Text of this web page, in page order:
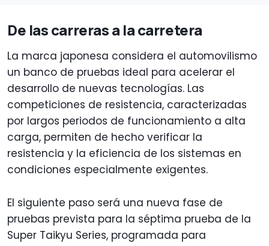
De las carreras a la carretera
La marca japonesa considera el automovilismo
un banco de pruebas ideal para acelerar el
desarrollo de nuevas tecnologías. Las
competiciones de resistencia, caracterizadas
por largos periodos de funcionamiento a alta
carga, permiten de hecho verificar la
resistencia y la eficiencia de los sistemas en
condiciones especialmente exigentes.
El siguiente paso será una nueva fase de
pruebas prevista para la séptima prueba de la
Super Taikyu Series, programada para